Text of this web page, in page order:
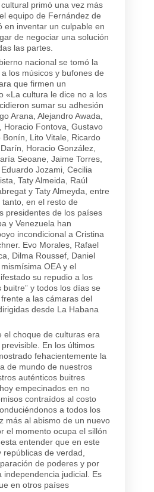
primó una vez más
equipo de Fernández de
en inventar un culpable en
de negociar una solución
las partes.
nacional se tomó la
los músicos y bufones de
que firmen un
«La cultura le dice no a los
sumar su adhesión
Arana, Alejandro Awada,
Horacio Fontova, Gustavo
Bonín, Lito Vitale, Ricardo
Horacio González,
Seoane, Jaime Torres,
Jozami, Cecilia
Taty Almeida, Raúl
y Taty Almeyda, entre
en el resto de
presidentes de los países
y Venezuela han
incondicional a Cristina
Evo Morales, Rafael
Dilma Roussef, Daniel
OEA y el
su repudio a los
buitre” y todos los días se
a las cámaras del
desde La Habana
el choque de culturas era
En los últimos
fehacientemente la
de mundo de nuestros
auténticos buitres
empecinados en no
contraídos al costo
a todos los
más al abismo de un nuevo
el momento ocupa el sillón
entender que en este
de verdad,
de poderes y por
independencia judicial. Es
en otros países